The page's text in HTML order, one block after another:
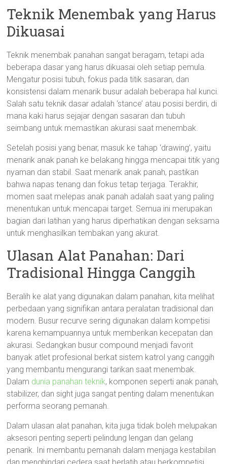
Teknik Menembak yang Harus
Dikuasai
Teknik menembak panahan sangat beragam, tetapi ada
beberapa dasar yang harus dikuasai oleh setiap pemula.
Mengatur posisi tubuh, fokus pada titik sasaran, dan
konsistensi dalam menarik busur adalah beberapa hal kunci.
Salah satu teknik dasar adalah ‘stance’ atau posisi berdiri, di
mana kaki harus sejajar dengan sasaran dan tubuh
seimbang untuk memastikan akurasi saat menembak.
Setelah posisi yang benar, masuk ke tahap ‘drawing’, yaitu
menarik anak panah ke belakang hingga mencapai titik yang
nyaman dan stabil. Saat menarik anak panah, pastikan
bahwa napas tenang dan fokus tetap terjaga. Terakhir,
momen saat melepas anak panah adalah saat yang paling
menentukan untuk mencapai target. Semua ini merupakan
bagian dari latihan yang harus diperhatikan dengan seksama
untuk menghasilkan tembakan yang akurat.
Ulasan Alat Panahan: Dari
Tradisional Hingga Canggih
Beralih ke alat yang digunakan dalam panahan, kita melihat
perbedaan yang signifikan antara peralatan tradisional dan
modern. Busur recurve sering digunakan dalam kompetisi
karena kemampuannya untuk memberikan kecepatan dan
akurasi. Sedangkan busur compound menjadi favorit
banyak atlet profesional berkat sistem katrol yang canggih
yang membantu mengurangi tarikan saat menembak.
Dalam dunia panahan teknik, komponen seperti anak panah,
stabilizer, dan sight juga sangat penting dalam menentukan
performa seorang pemanah.
Dalam ulasan alat panahan, kita juga tidak boleh melupakan
aksesori penting seperti pelindung lengan dan gelang
penarik. Ini membantu pemanah dalam menjaga kestabilan